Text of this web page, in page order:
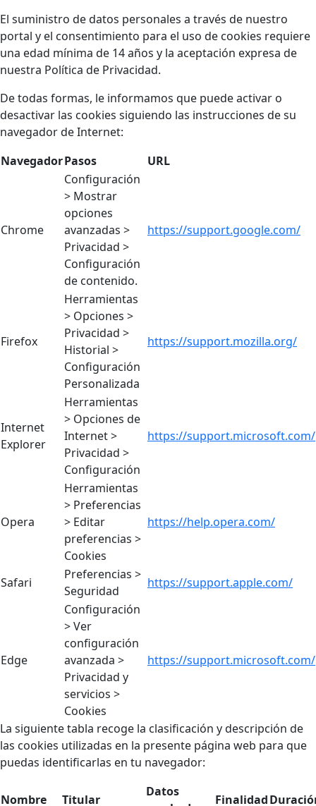
El suministro de datos personales a través de nuestro
portal y el consentimiento para el uso de cookies requiere
una edad mínima de 14 años y la aceptación expresa de
nuestra Política de Privacidad.
De todas formas, le informamos que puede activar o
desactivar las cookies siguiendo las instrucciones de su
navegador de Internet:
NavegadorPasos URL
Chrome
Configuración
> Mostrar
opciones
avanzadas >
Privacidad >
Configuración
de contenido.
https://support.google.com/
Firefox
Herramientas
> Opciones >
Privacidad >
Historial >
Configuración
Personalizada
https://support.mozilla.org/
Internet
Explorer
Herramientas
> Opciones de
Internet >
Privacidad >
Configuración
https://support.microsoft.com/
Opera
Herramientas
> Preferencias
> Editar
preferencias >
Cookies
https://help.opera.com/
Safari
Preferencias >
Seguridad
https://support.apple.com/
Edge
Configuración
> Ver
configuración
avanzada >
Privacidad y
servicios >
Cookies
https://support.microsoft.com/
La siguiente tabla recoge la clasificación y descripción de
las cookies utilizadas en la presente página web para que
puedas identificarlas en tu navegador:
Nombre Titular
Datos
Finalidad